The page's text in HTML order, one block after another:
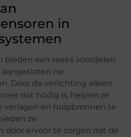
in
bieden een reeks voordelen
op
Door de verlichting alleen
dat nodig is, helpen ze
verlagen en hulpbronnen te
ze
door ervoor te zorgen dat de